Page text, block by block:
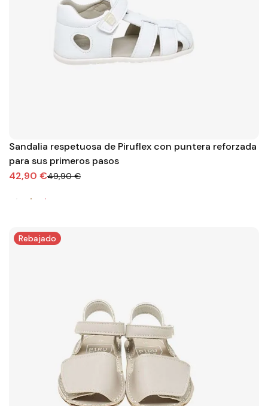
Sandalia respetuosa de Piruflex con puntera reforzada
para sus primeros pasos
42,90 €49,90 €
Rebajado